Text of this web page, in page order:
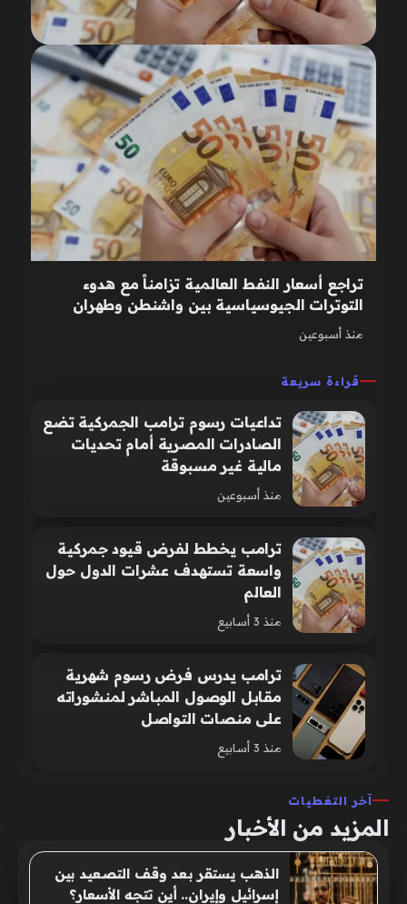
تراجع أسعار النفط العالمية تزامناً مع هدوء
التوترات الجيوسياسية بين واشنطن وطهران
منذ أسبوعين
قراءة سريعة
تداعيات رسوم ترامب الجمركية تضع
الصادرات المصرية أمام تحديات
مالية غير مسبوقة
منذ أسبوعين
ترامب يخطط لفرض قيود جمركية
واسعة تستهدف عشرات الدول حول
العالم
منذ 3 أسابيع
ترامب يدرس فرض رسوم شهرية
مقابل الوصول المباشر لمنشوراته
على منصات التواصل
منذ 3 أسابيع
آخر التغطيات
المزيد من الأخبار
الذهب يستقر بعد وقف التصعيد بين
إسرائيل وإيران.. أين تتجه الأسعار؟